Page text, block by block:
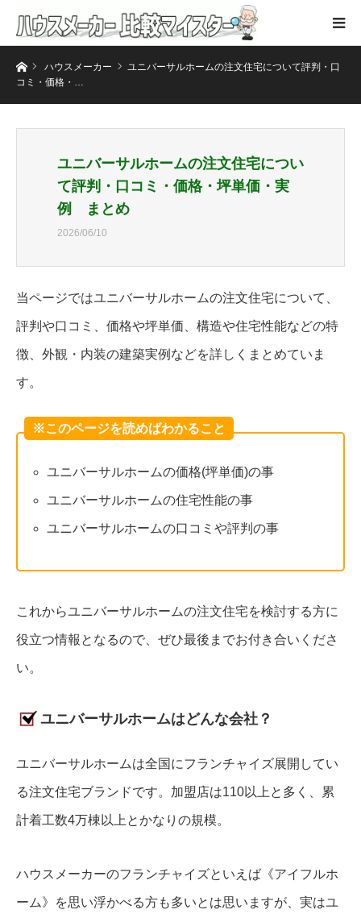
ホームハウスメーカー
ユニバーサルホームの注文住宅について評判・口
コミ・価格・…
ユニバーサルホームの注文住宅につい
て評判・口コミ・価格・坪単価・実
例 まとめ
2026/06/10
当ページではユニバーサルホームの注文住宅について、
評判や口コミ、価格や坪単価、構造や住宅性能などの特
徴、外観・内装の建築実例などを詳しくまとめていま
す。
※このページを読めばわかること
ユニバーサルホームの価格(坪単価)の事
ユニバーサルホームの住宅性能の事
ユニバーサルホームの口コミや評判の事
これからユニバーサルホームの注文住宅を検討する方に
役立つ情報となるので、ぜひ最後までお付き合いくださ
い。
ユニバーサルホームはどんな会社？
ユニバーサルホームは全国にフランチャイズ展開してい
る注文住宅ブランドです。加盟店は110以上と多く、累
計着工数4万棟以上とかなりの規模。
ハウスメーカーのフランチャイズといえば《アイフルホ
ーム》を思い浮かべる方も多いとは思いますが、実はユ